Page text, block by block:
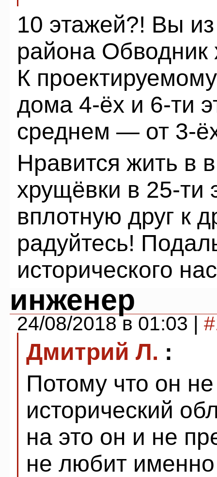
10 этажей?! Вы из
района Обводник
К
дома 4-ёх и 6-ти
среднем — от 3-
Нравится жить в
хрущёвки в 25-ти
вплотную друг к
радуйтесь!
исторического
инженер
24/08/2018 в 01:03 |
Дмитрий Л. :
Потому что он
исторический
на это он и не
не любит